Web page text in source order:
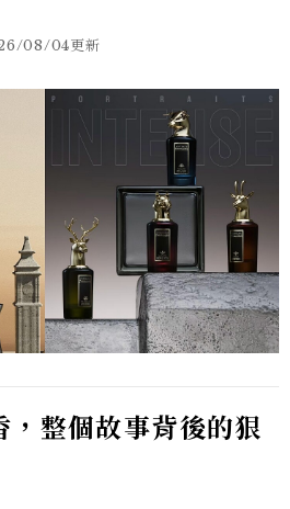
08/04更新
整個故事背後的狠